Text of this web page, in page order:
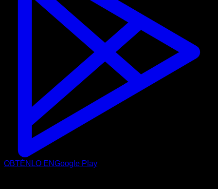
OBTÉNLO ENGoogle Play